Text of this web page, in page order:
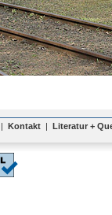
| Kontakt | Literatur +